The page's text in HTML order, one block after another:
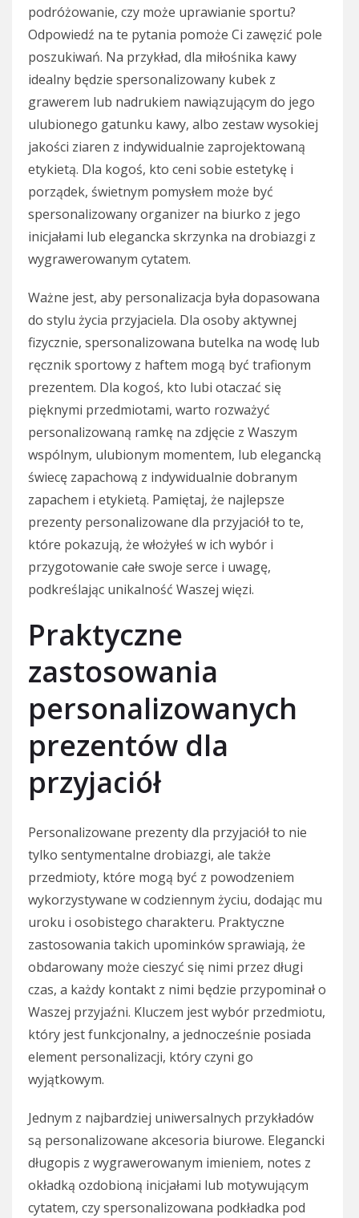
podróżowanie, czy może uprawianie sportu?
Odpowiedź na te pytania pomoże Ci zawęzić pole
poszukiwań. Na przykład, dla miłośnika kawy
idealny będzie spersonalizowany kubek z
grawerem lub nadrukiem nawiązującym do jego
ulubionego gatunku kawy, albo zestaw wysokiej
jakości ziaren z indywidualnie zaprojektowaną
etykietą. Dla kogoś, kto ceni sobie estetykę i
porządek, świetnym pomysłem może być
spersonalizowany organizer na biurko z jego
inicjałami lub elegancka skrzynka na drobiazgi z
wygrawerowanym cytatem.
Ważne jest, aby personalizacja była dopasowana
do stylu życia przyjaciela. Dla osoby aktywnej
fizycznie, spersonalizowana butelka na wodę lub
ręcznik sportowy z haftem mogą być trafionym
prezentem. Dla kogoś, kto lubi otaczać się
pięknymi przedmiotami, warto rozważyć
personalizowaną ramkę na zdjęcie z Waszym
wspólnym, ulubionym momentem, lub elegancką
świecę zapachową z indywidualnie dobranym
zapachem i etykietą. Pamiętaj, że najlepsze
prezenty personalizowane dla przyjaciół to te,
które pokazują, że włożyłeś w ich wybór i
przygotowanie całe swoje serce i uwagę,
podkreślając unikalność Waszej więzi.
Praktyczne
zastosowania
personalizowanych
prezentów dla
przyjaciół
Personalizowane prezenty dla przyjaciół to nie
tylko sentymentalne drobiazgi, ale także
przedmioty, które mogą być z powodzeniem
wykorzystywane w codziennym życiu, dodając mu
uroku i osobistego charakteru. Praktyczne
zastosowania takich upominków sprawiają, że
obdarowany może cieszyć się nimi przez długi
czas, a każdy kontakt z nimi będzie przypominał o
Waszej przyjaźni. Kluczem jest wybór przedmiotu,
który jest funkcjonalny, a jednocześnie posiada
element personalizacji, który czyni go
wyjątkowym.
Jednym z najbardziej uniwersalnych przykładów
są personalizowane akcesoria biurowe. Elegancki
długopis z wygrawerowanym imieniem, notes z
okładką ozdobioną inicjałami lub motywującym
cytatem, czy spersonalizowana podkładka pod